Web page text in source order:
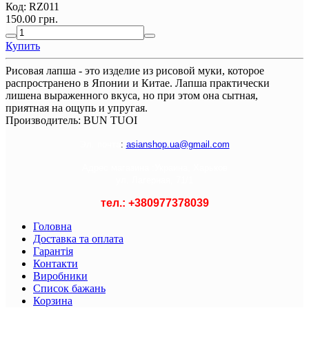
Код: RZ011
150.00 грн.
Купить
Рисовая лапша - это изделие из рисовой муки, которое
распространено в Японии и Китае. Лапша практически
лишена выраженного вкуса, но при этом она сытная,
приятная на ощупь и упругая.
Производитель: BUN TUOI
: asianshop.ua@gmail.com
тел.: +380977378039
Головна
Доставка та оплата
Гарантія
Контакти
Виробники
Список бажань
Корзина